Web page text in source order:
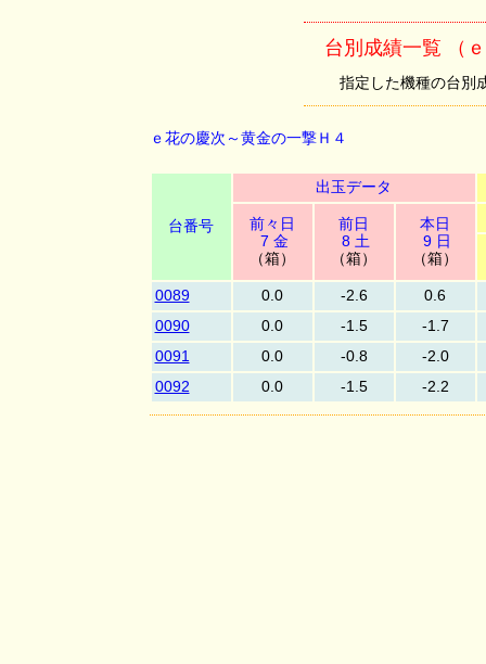
台別成績一覧 （
指定した機種の台別
ｅ花の慶次～黄金の一撃Ｈ４
台番号
出玉データ
前々日
7 金
（箱）
前日
8 土
（箱）
本日
9 日
（箱）
0089 0.0 -2.6
0.6
0090
0.0 -1.5
-1.7
0091
0.0 -0.8
-2.0
0092
0.0 -1.5 -2.2